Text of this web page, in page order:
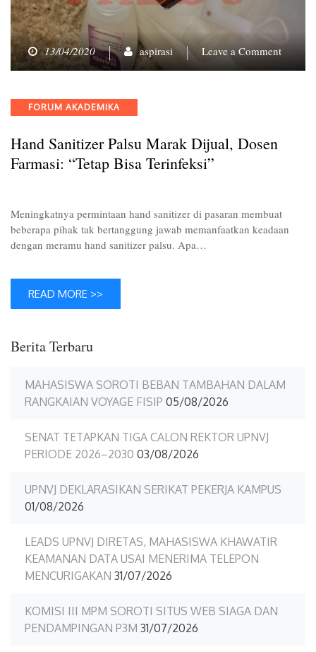
13/04/2020 aspirasi Leave a Commenton
Categories
FORUM AKADEMIKA
Hand Sanitizer Palsu Marak Dijual, Dosen
Farmasi: “Tetap Bisa Terinfeksi”
Meningkatnya permintaan hand sanitizer di pasaran membuat
beberapa pihak tak bertanggung jawab memanfaatkan keadaan
dengan meramu hand sanitizer palsu. Apa…
READ MORE >>
Berita Terbaru
MAHASISWA SOROTI BEBAN TAMBAHAN DALAM
RANGKAIAN VOYAGE FISIP 05/08/2026
SENAT TETAPKAN TIGA CALON REKTOR UPNVJ
PERIODE 2026–2030 03/08/2026
UPNVJ DEKLARASIKAN SERIKAT PEKERJA KAMPUS
01/08/2026
LEADS UPNVJ DIRETAS, MAHASISWA KHAWATIR
KEAMANAN DATA USAI MENERIMA TELEPON
MENCURIGAKAN 31/07/2026
KOMISI III MPM SOROTI SITUS WEB SIAGA DAN
PENDAMPINGAN P3M 31/07/2026